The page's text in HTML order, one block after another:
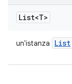
List<T>
un'istanza List